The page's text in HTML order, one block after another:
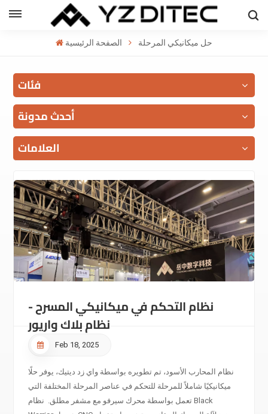
الصفحة الرئيسية حل ميكانيكي المرحلة
فئات
أحدث مدونة
العلامات
نظام التحكم في ميكانيكي المسرح -
نظام بلاك واريور
Feb 18, 2025
نظام المحارب الأسود، تم تطويره بواسطة واي زد ديتيك، يوفر حلًا
ميكانيكيًا شاملاً للمرحلة للتحكم في عناصر المرحلة المختلفة التي
تعمل بواسطة محرك سيرفو مع مشفر مطلق. نظام Black